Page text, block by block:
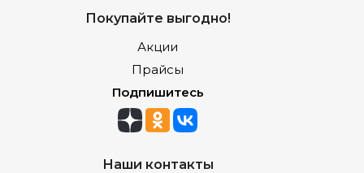
Покупайте выгодно!
Акции
Прайсы
Подпишитесь
Наши контакты